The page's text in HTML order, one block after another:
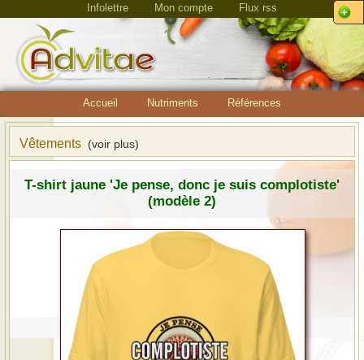
Infolettre Mon compte Flux rss
Accueil Nutriments Références
Vêtements (voir plus)
T-shirt jaune 'Je pense, donc je suis complotiste'
(modèle 2)